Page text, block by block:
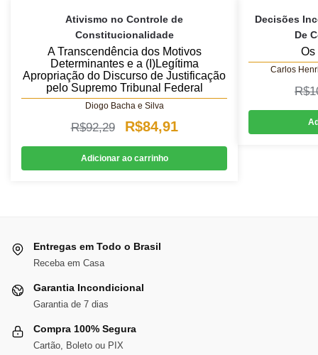
Ativismo no Controle de
Constitucionalidade
A Transcendência dos Motivos
Determinantes e a (I)Legítima
Apropriação do Discurso de Justificação
pelo Supremo Tribunal Federal
Diogo Bacha e Silva
R$92,29
O
preço
original
R$84,91
preço
atual
Adicionar ao carrinho
Decisões
De
Os
Carlos
R$
Entregas em Todo o Brasil
Receba em Casa
Garantia Incondicional
Garantia de 7 dias
Compra 100% Segura
Cartão, Boleto ou PIX